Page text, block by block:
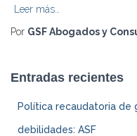
Leer más…
Por GSF Abogados y
Entradas recientes
Política recaudatoria de
debilidades: ASF